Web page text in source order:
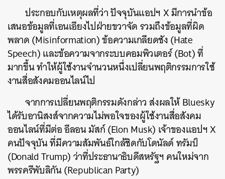
ประกอบกับเหตุผลที่ว่า ปัจจุบันแอปฯ X มีการนำข้อ
เสนอข้อมูลที่เอนเอียงไปฝ่ายขวาจัด รวมถึงข้อมูลที่ผิด
พลาด (Misinformation) ข้อความเกลียดชัง (Hate
Speech) และข้อความจากระบบคอมพิวเตอร์ (Bot) ที่
มากขึ้น ทำให้ผู้ใช้งานจำนวนหนึ่งเปลี่ยนพฤติกรรมการใช้
งานสื่อสังคมออนไลน์ไป
จากการเปลี่ยนพฤติกรรมดังกล่าว ส่งผลให้ Bluesky
ได้รับอานิสงส์จากความไม่พอใจของผู้ใช้งานสื่อสังคม
ออนไลน์ที่มีต่อ อีลอน มัสก์ (Elon Musk) เจ้าของแอปฯ X
คนปัจจุบัน ที่มีความสัมพันธ์ใกล้ชิดกับโดนัลด์ ทรัมป์
(Donald Trump) ว่าที่ประธานาธิบดีสหรัฐฯ คนใหม่จาก
พรรครีพับลิกัน (Republican Party)